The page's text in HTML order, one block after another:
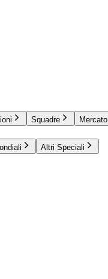
Squadre Mercato
Altri Speciali